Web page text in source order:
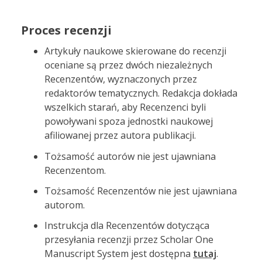
Proces recenzji
Artykuły naukowe skierowane do recenzji
oceniane są przez dwóch niezależnych
Recenzentów, wyznaczonych przez
redaktorów tematycznych. Redakcja dokłada
wszelkich starań, aby Recenzenci byli
powoływani spoza jednostki naukowej
afiliowanej przez autora publikacji.
Tożsamość autorów nie jest ujawniana
Recenzentom.
Tożsamość Recenzentów nie jest ujawniana
autorom.
Instrukcja dla Recenzentów dotycząca
przesyłania recenzji przez Scholar One
Manuscript System jest dostępna tutaj.